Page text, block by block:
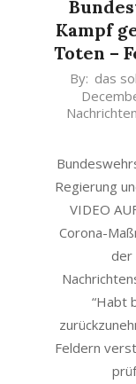
Kampf
Toten –
2021-
31
By: das
Regierung
VIDEO
Corona-
der
“Habt
Feldern